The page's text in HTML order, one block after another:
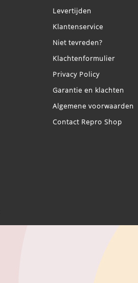
Levertijden
Klantenservice
Niet tevreden?
Klachtenformulier
Privacy Policy
Garantie en klachten
Algemene voorwaarden
Contact Repro Shop